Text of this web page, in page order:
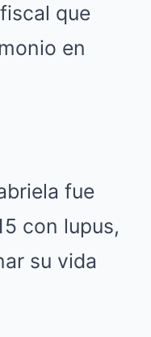
que
en
fue
con lupus,
su vida